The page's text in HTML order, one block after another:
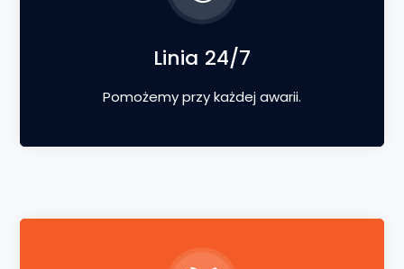
Linia 24/7
Pomożemy przy każdej awarii.